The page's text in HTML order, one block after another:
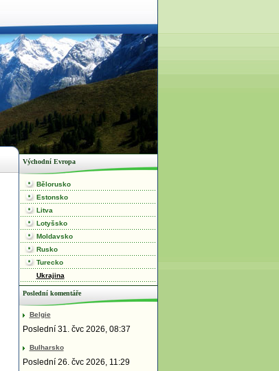
Východní Evropa
Bělorusko
Estonsko
Litva
Lotyšsko
Moldavsko
Rusko
Turecko
Ukrajina
Poslední komentáře
Belgie
Poslední 31. čvc 2026, 08:37
Bulharsko
Poslední 26. čvc 2026, 11:29